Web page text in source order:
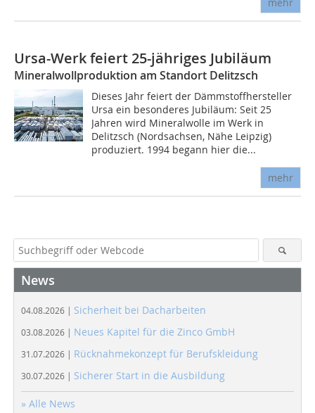
mehr
Ursa-Werk feiert 25-jähriges Jubiläum
Mineralwollproduktion am Standort Delitzsch
Dieses Jahr feiert der Dämmstoffhersteller
Ursa ein besonderes Jubiläum: Seit 25
Jahren wird Mineralwolle im Werk in
Delitzsch (Nordsachsen, Nähe Leipzig)
produziert. 1994 begann hier die...
mehr
News
04.08.2026 | Sicherheit bei Dacharbeiten
03.08.2026 | Neues Kapitel für die Zinco GmbH
31.07.2026 | Rücknahmekonzept für Berufskleidung
30.07.2026 | Sicherer Start in die Ausbildung
» Alle News